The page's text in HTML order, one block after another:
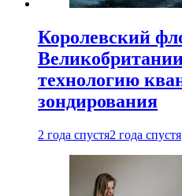
Королевский
технологию
зондирования
2 года спустя2 года спустя